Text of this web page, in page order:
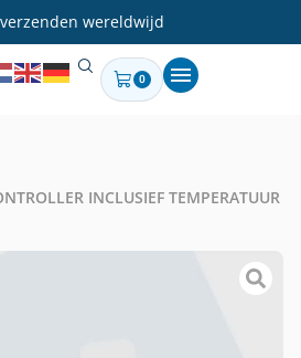
wereldwijd
0
INCLUSIEF TEMPERATUUR